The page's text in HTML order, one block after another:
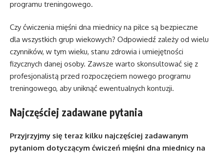
programu treningowego.
Czy ćwiczenia mięśni dna miednicy na piłce są bezpieczne
dla wszystkich grup wiekowych? Odpowiedź zależy od wielu
czynników, w tym wieku, stanu zdrowia i umiejętności
fizycznych danej osoby. Zawsze warto skonsultować się z
profesjonalistą przed rozpoczęciem nowego programu
treningowego, aby uniknąć ewentualnych kontuzji.
Najczęściej zadawane pytania
Przyjrzyjmy się teraz kilku najczęściej zadawanym
pytaniom dotyczącym ćwiczeń mięśni dna miednicy na